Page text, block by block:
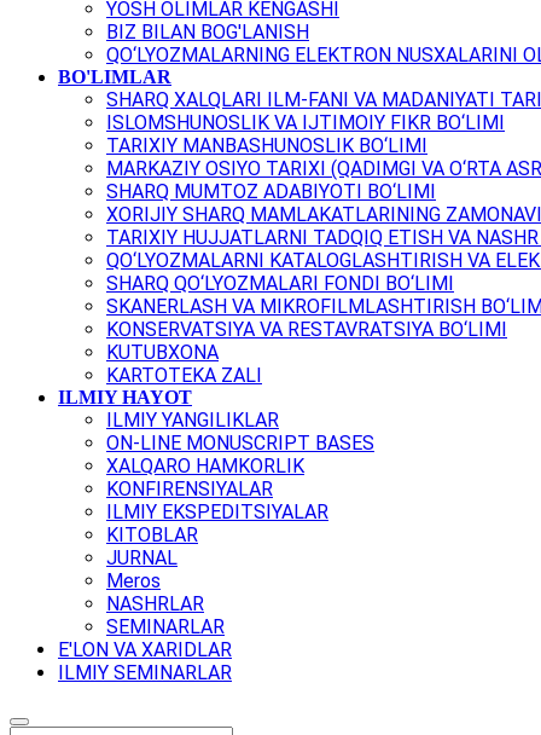
YOSH OLIMLAR KENGASHI
BIZ BILAN BOG'LANISH
QO‘LYOZMALARNING ELEKTRON NUSXALARINI
BO'LIMLAR
SHARQ XALQLARI ILM-FANI VA MADANIYATI
ISLOMSHUNOSLIK VA IJTIMOIY FIKR BO‘LIMI
TARIXIY MANBASHUNOSLIK BO‘LIMI
MARKAZIY OSIYO TARIXI (QADIMGI VA O‘RTA
SHARQ MUMTOZ ADABIYOTI BO‘LIMI
XORIJIY SHARQ MAMLAKATLARINING
TARIXIY HUJJATLARNI TADQIQ ETISH VA
QO‘LYOZMALARNI KATALOGLASHTIRISH VA
SHARQ QO‘LYOZMALARI FONDI BO‘LIMI
SKANERLASH VA MIKROFILMLASHTIRISH
KONSERVATSIYA VA RESTAVRATSIYA BO‘LIMI
KUTUBXONA
KARTOTEKA ZALI
ILMIY HAYOT
ILMIY YANGILIKLAR
ON-LINE MONUSCRIPT BASES
XALQARO HAMKORLIK
KONFIRENSIYALAR
ILMIY EKSPEDITSIYALAR
KITOBLAR
JURNAL
Meros
NASHRLAR
SEMINARLAR
E'LON VA XARIDLAR
ILMIY SEMINARLAR